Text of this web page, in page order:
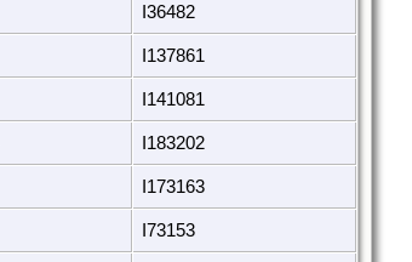
I36482
I137861
I141081
I183202
I173163
I73153